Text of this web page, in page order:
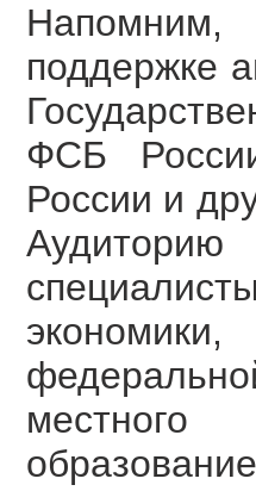
Напомним,
поддержке
ФСБ
России и